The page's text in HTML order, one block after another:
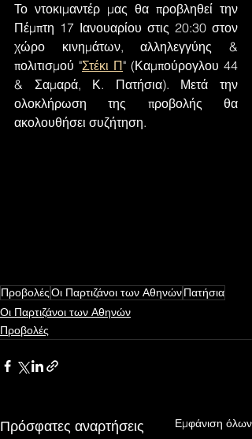
Το ντοκιμαντέρ μας θα προβληθεί την
Πέμπτη 17 Ιανουαρίου στις 20:30 στον
χώρο κινημάτων, αλληλεγγύης &
πολιτισμού "Στέκι Π" (Καμπούρογλου 44
& Σαμαρά, Κ. Πατήσια). Μετά την
ολοκλήρωση της προβολής θα
ακολουθήσει συζήτηση.
ΠροβολέςΟι Παρτιζάνοι των ΑθηνώνΠατήσια
Οι Παρτιζάνοι των Αθηνών
Προβολές
Πρόσφατες αναρτήσεις Εμφάνιση όλων